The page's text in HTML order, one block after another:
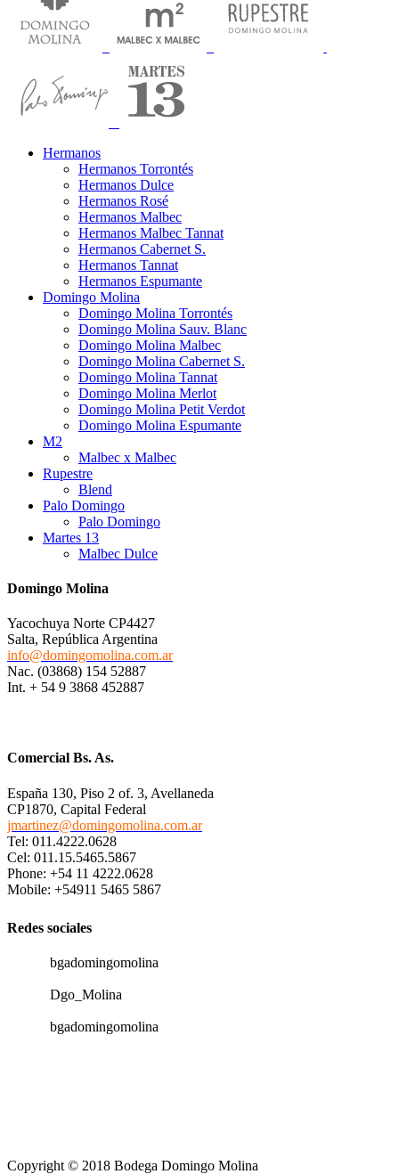
Hermanos
Hermanos Torrontés
Hermanos Dulce
Hermanos Rosé
Hermanos Malbec
Hermanos Malbec Tannat
Hermanos Cabernet S.
Hermanos Tannat
Hermanos Espumante
Domingo Molina
Domingo Molina Torrontés
Domingo Molina Sauv. Blanc
Domingo Molina Malbec
Domingo Molina Cabernet S.
Domingo Molina Tannat
Domingo Molina Merlot
Domingo Molina Petit Verdot
Domingo Molina Espumante
M2
Malbec x Malbec
Rupestre
Blend
Palo Domingo
Palo Domingo
Martes 13
Malbec Dulce
Domingo Molina
Yacochuya Norte CP4427
Salta, República Argentina
info@domingomolina.com.ar
Nac. (03868) 154 52887
Int. + 54 9 3868 452887
Comercial Bs. As.
España 130, Piso 2 of. 3, Avellaneda
CP1870, Capital Federal
jmartinez@domingomolina.com.ar
Tel: 011.4222.0628
Cel: 011.15.5465.5867
Phone: +54 11 4222.0628
Mobile: +54911 5465 5867
Redes sociales
bgadomingomolina
Dgo_Molina
bgadomingomolina
Copyright © 2018 Bodega Domingo Molina